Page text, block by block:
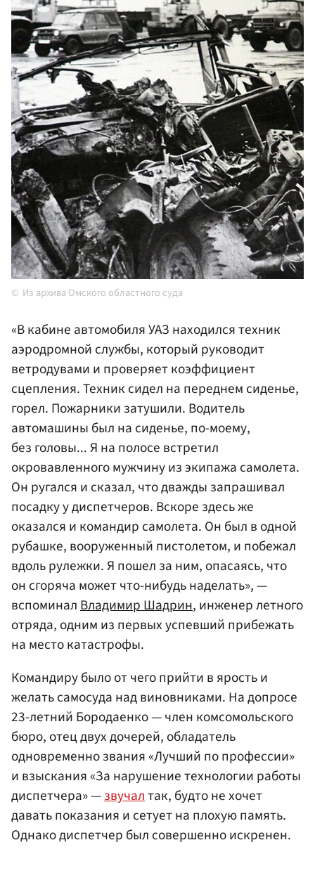
Из архива Омского областного суда
«В кабине автомобиля УАЗ находился техник
аэродромной службы, который руководит
ветродувами и проверяет коэффициент
сцепления. Техник сидел на переднем сиденье,
горел. Пожарники затушили. Водитель
автомашины был на сиденье, по-моему,
без головы... Я на полосе встретил
окровавленного мужчину из экипажа самолета.
Он ругался и сказал, что дважды запрашивал
посадку у диспетчеров. Вскоре здесь же
оказался и командир самолета. Он был в одной
рубашке, вооруженный пистолетом, и побежал
вдоль рулежки. Я пошел за ним, опасаясь, что
он сгоряча может что-нибудь наделать», —
вспоминалВладимир Шадрин, инженер летного
отряда, одним из первых успевший прибежать
на место катастрофы.
Командиру было от чего прийти в ярость и
желать самосуда над виновниками. На допросе
23-летний Бородаенко — член комсомольского
бюро, отец двух дочерей, обладатель
одновременно звания «Лучший по профессии»
и взыскания «За нарушение технологии работы
диспетчера» —звучалтак, будто не хочет
давать показания и сетует на плохую память.
Однако диспетчер был совершенно искренен.